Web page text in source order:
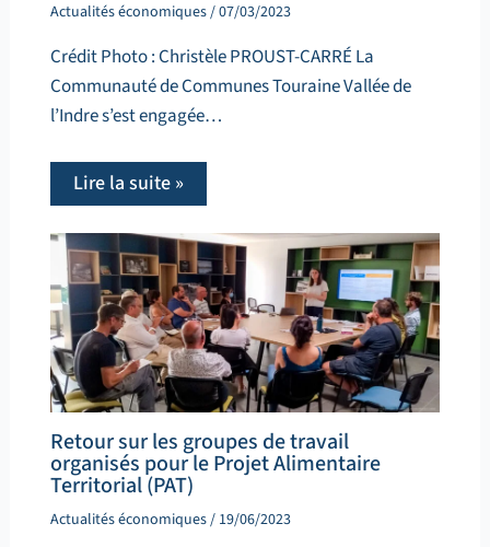
Actualités économiques/07/03/2023
Crédit Photo : Christèle PROUST-CARRÉ La
Communauté de Communes Touraine Vallée de
l’Indre s’est engagée…
Lire la suite »
Retour sur les groupes de travail
organisés pour le Projet Alimentaire
Territorial (PAT)
Actualités économiques/ 19/06/2023